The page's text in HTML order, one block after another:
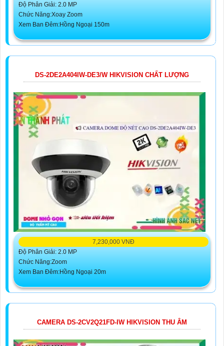
Độ Phân Giải: 2.0 MP
Chức Năng:Xoay Zoom
Xem Ban Đêm:Hồng Ngoại 150m
DS-2DE2A404IW-DE3/W HIKVISION CHẤT LƯỢNG
7,230,000 VNĐ
Độ Phân Giải: 2.0 MP
Chức Năng:Zoom
Xem Ban Đêm:Hồng Ngoại 20m
CAMERA DS-2CV2Q21FD-IW HIKVISION THU ÂM